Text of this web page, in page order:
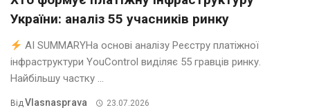
України: аналіз 55 учасників ринку
AI SUMMARYНа основі аналізу Реєстру платіжної
інфраструктури YouControl виділяє 55 гравців ринку.
Найбільшу частку ...
ВідVlasnasprava 23.07.2026